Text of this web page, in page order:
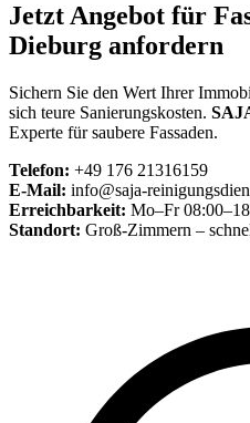
Jetzt Angebot für
Dieburg anfordern
Sichern Sie den Wert Ihrer
sich teure Sanierungskosten.
Experte für saubere Fassaden.
Telefon: +49 176 21316159
E-Mail: info@saja-
Erreichbarkeit: Mo–Fr
Standort: Groß-Zimmern –